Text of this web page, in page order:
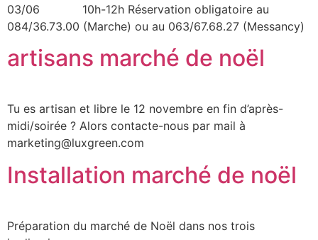
03/06 10h-12h Réservation obligatoire au
084/36.73.00 (Marche) ou au 063/67.68.27 (Messancy)
artisans marché de noël
Tu es artisan et libre le 12 novembre en fin d’après-
midi/soirée ? Alors contacte-nous par mail à
marketing@luxgreen.com
Installation marché de noël
Préparation du marché de Noël dans nos trois